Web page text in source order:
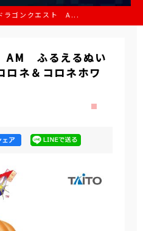
ラゴンクエスト A...
AM ふるえるぬい
ネ＆コロネホワ